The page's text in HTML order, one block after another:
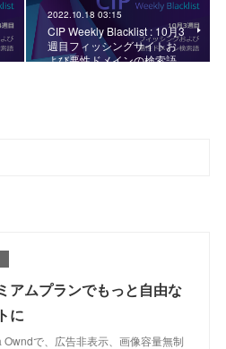
2022.10.18 03:15
CIP Weekly Blacklist : 10月3
週目フィッシングサイトお
よび悪性ドメインの検索語
アムプランでもっと自由な
に
Owndで、広告非表示、画像容量無制